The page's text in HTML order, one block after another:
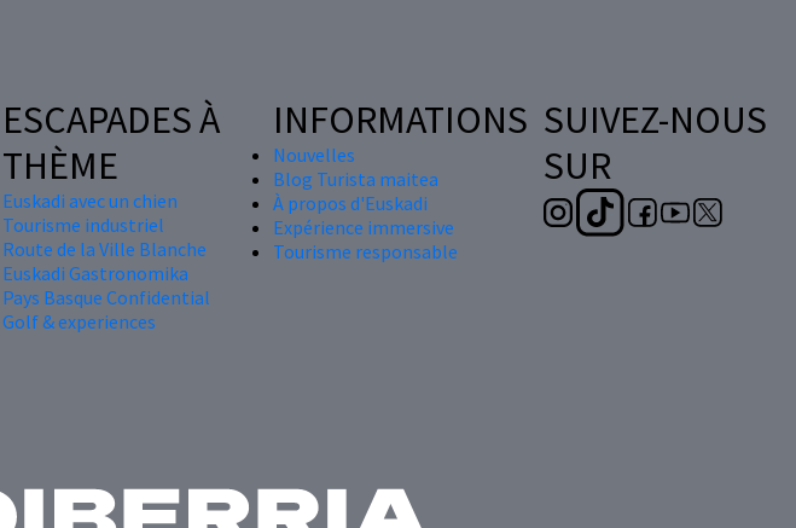
ESCAPADES À
THÈME
Euskadi avec un chien
Tourisme industriel
Route de la Ville Blanche
Euskadi Gastronomika
Pays Basque Confidential
Golf & experiences
INFORMATIONS
Nouvelles
Blog Turista maitea
À propos d'Euskadi
Expérience immersive
Tourisme responsable
SUIVEZ-NOUS
SUR